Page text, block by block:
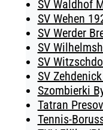
SV Waldhof
SV Wehen
SV Werder
SV
SV
SV
Szombierki
Tatran Presov
Tennis-